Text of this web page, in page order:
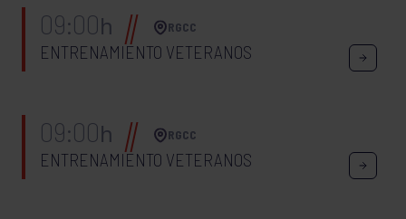
09:00h RGCC
ENTRENAMIENTO VETERANOS
09:00h RGCC
ENTRENAMIENTO VETERANOS